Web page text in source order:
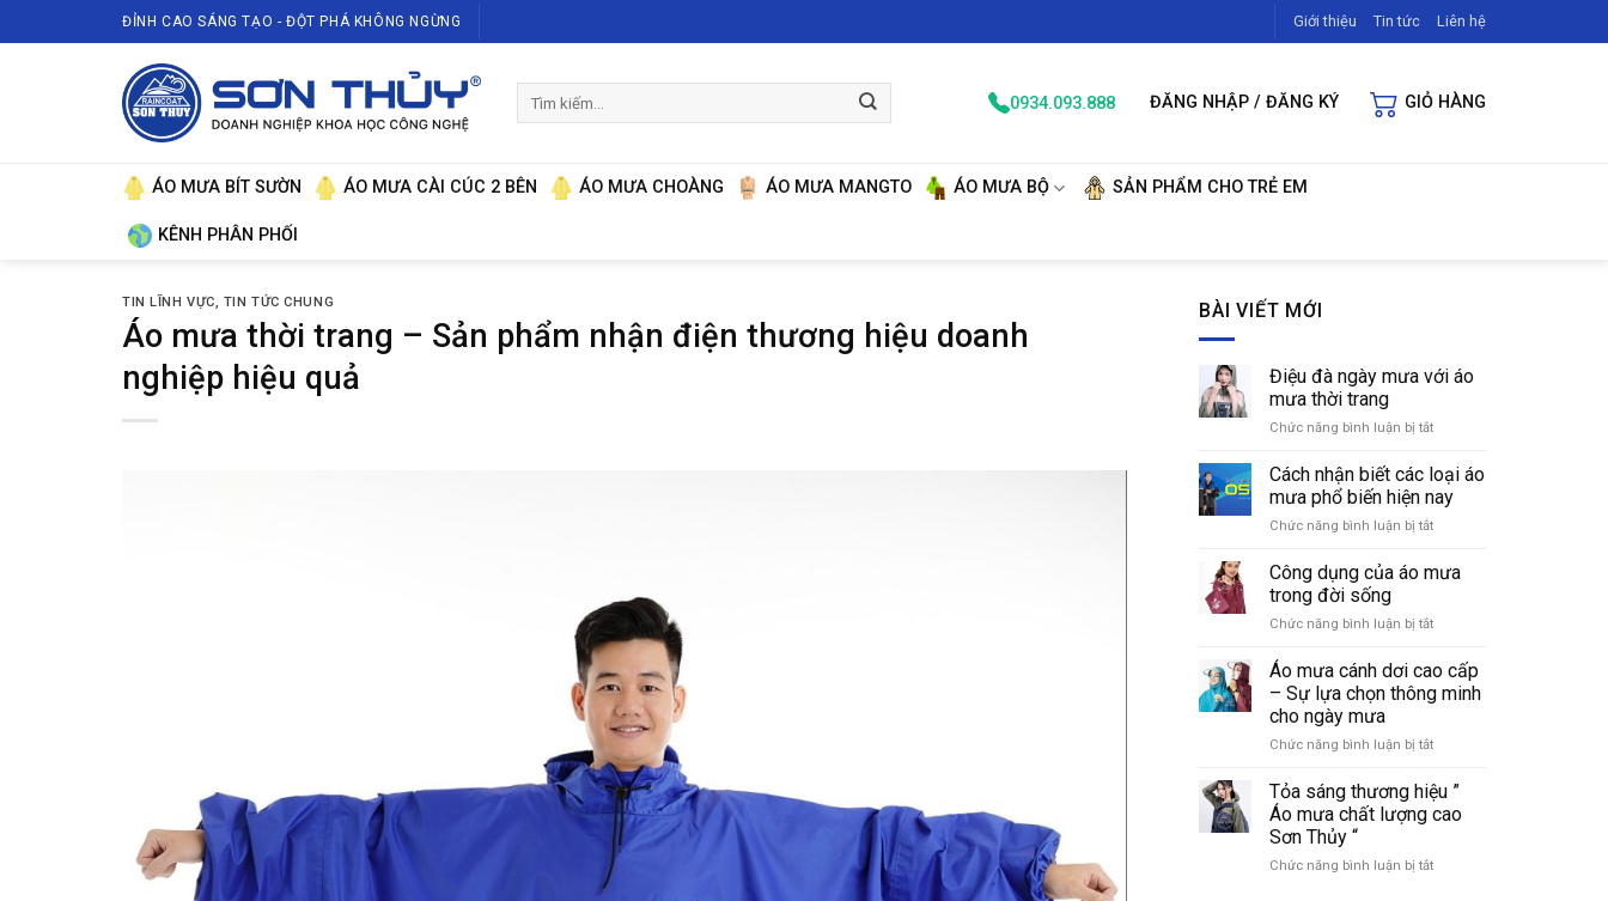
to
ĐỈNH CAO SÁNG TẠO - ĐỘT PHÁ KHÔNG NGỪNG Giới thiệu Tin tức Liên hệ
Tìm
0934.093.888 ĐĂNG NHẬP / ĐĂNG KÝ GIỎ HÀNG
ÁO MƯA BÍT SƯỜN ÁO MƯA CÀI CÚC 2 BÊN ÁO MƯA CHOÀNG ÁO MƯA MANGTO ÁO MƯA BỘ SẢN PHẨM CHO TRẺ EM
KÊNH PHÂN PHỐI
TIN LĨNH VỰC, TIN TỨC CHUNG
Áo mưa thời trang – Sản phẩm nhận điện thương hiệu doanh
nghiệp hiệu quả
BÀI VIẾT MỚI
Điệu đà ngày mưa với áo
mưa thời trang
Chức năng bình luận bị tắt
đà
ngày
mưa
mưa
Cách nhận biết các loại áo
mưa phổ biến hiện nay
Chức năng bình luận bị tắt
nhận
mưa
phổ
biến
Công dụng của áo mưa
trong đời sống
Chức năng bình luận bị tắt
dụng
áo
sống
Áo mưa cánh dơi cao cấp
– Sự lựa chọn thông minh
cho ngày mưa
Chức năng bình luận bị tắt
mưa
cánh
dơi
Tỏa sáng thương hiệu ”
Áo mưa chất lượng cao
Sơn Thủy “
Chức năng bình luận bị tắt